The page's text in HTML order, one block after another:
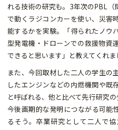
れる技術の研究も。3年次のPBL
で動くラジコンカーを使い、災害
能するかを実験。「得られたノウ
型発電機・ドローンでの救援物資
できると思います」と教えてくれま
また、今回取材した二人の学生の
したエンジンなどの内燃機関や既
と呼ばれる、他と比べて先行研究の
今後画期的な発明につながる可能
るそう。卒業研究として二人で